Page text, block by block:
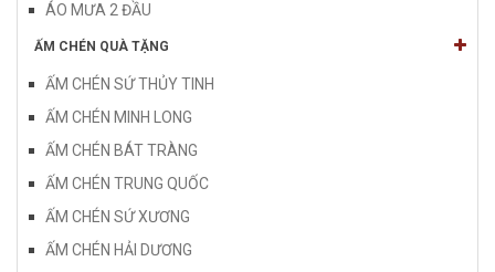
ÁO MƯA 2 ĐẦU
ẤM CHÉN QUÀ TẶNG
ẤM CHÉN SỨ THỦY TINH
ẤM CHÉN MINH LONG
ẤM CHÉN BÁT TRÀNG
ẤM CHÉN TRUNG QUỐC
ẤM CHÉN SỨ XƯƠNG
ẤM CHÉN HẢI DƯƠNG